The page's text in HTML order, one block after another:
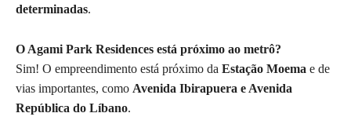
determinadas.
O Agami Park Residences está próximo ao metrô?
Sim! O empreendimento está próximo da Estação Moema e de
vias importantes, como Avenida Ibirapuera e Avenida
República do Líbano.